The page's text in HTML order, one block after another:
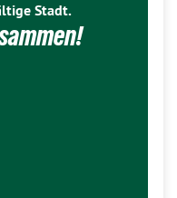
Stadt.